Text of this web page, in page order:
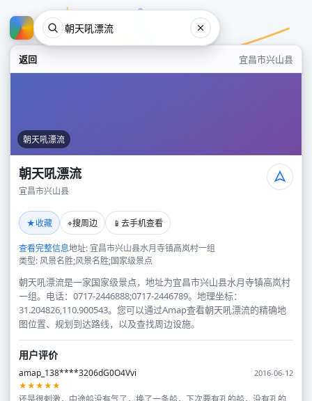
返回 宜昌市兴山县
朝天吼漂流
朝天吼漂流
宜昌市兴山县
★收藏 ⌖搜周边 📱 去手机查看
查看完整信息地址: 宜昌市兴山县水月寺镇高岚村一组
类型: 风景名胜;风景名胜;国家级景点
朝天吼漂流是一家国家级景点，地址为宜昌市兴山县水月寺镇高岚村
一组。电话：0717-2446888;0717-2446789。地理坐标：
31.204826,110.900543。您可以通过Amap查看朝天吼漂流的精确地
图位置、规划到达路线，以及查找周边设施。
用户评价
amap_138****3206dG0O4Vvi
2016-06-12
★★★★★